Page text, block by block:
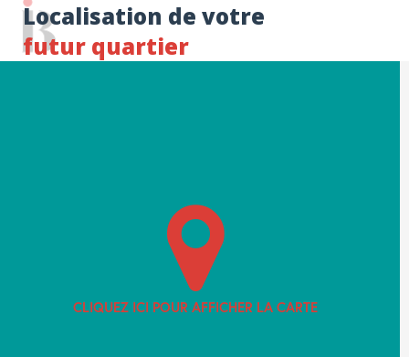
Localisation de votre
futur quartier